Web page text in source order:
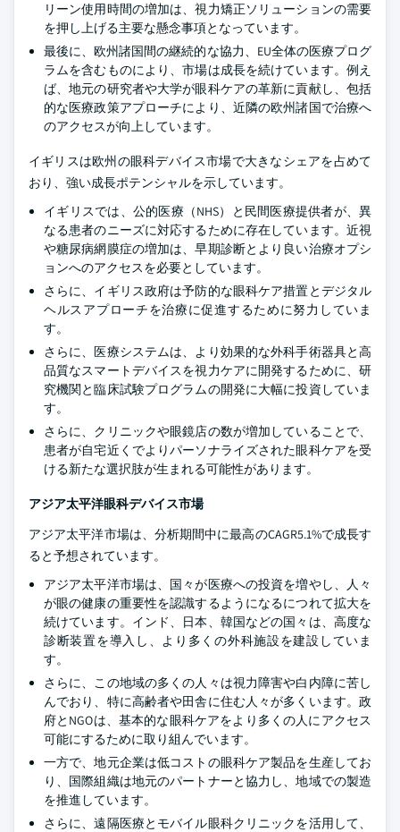
リーン使用時間の増加は、視力矯正ソリューションの需要
を押し上げる主要な懸念事項となっています。
最後に、欧州諸国間の継続的な協力、EU全体の医療プログ
ラムを含むものにより、市場は成長を続けています。例え
ば、地元の研究者や大学が眼科ケアの革新に貢献し、包括
的な医療政策アプローチにより、近隣の欧州諸国で治療へ
のアクセスが向上しています。
イギリスは欧州の眼科デバイス市場で大きなシェアを占めて
おり、強い成長ポテンシャルを示しています。
イギリスでは、公的医療（NHS）と民間医療提供者が、異
なる患者のニーズに対応するために存在しています。近視
や糖尿病網膜症の増加は、早期診断とより良い治療オプシ
ョンへのアクセスを必要としています。
さらに、イギリス政府は予防的な眼科ケア措置とデジタル
ヘルスアプローチを治療に促進するために努力していま
す。
さらに、医療システムは、より効果的な外科手術器具と高
品質なスマートデバイスを視力ケアに開発するために、研
究機関と臨床試験プログラムの開発に大幅に投資していま
す。
さらに、クリニックや眼鏡店の数が増加していることで、
患者が自宅近くでよりパーソナライズされた眼科ケアを受
ける新たな選択肢が生まれる可能性があります。
アジア太平洋眼科デバイス市場
アジア太平洋市場は、分析期間中に最高のCAGR5.1%で成長す
ると予想されています。
アジア太平洋市場は、国々が医療への投資を増やし、人々
が眼の健康の重要性を認識するようになるにつれて拡大を
続けています。インド、日本、韓国などの国々は、高度な
診断装置を導入し、より多くの外科施設を建設していま
す。
さらに、この地域の多くの人々は視力障害や白内障に苦し
んでおり、特に高齢者や田舎に住む人々が多くいます。政
府とNGOは、基本的な眼科ケアをより多くの人にアクセス
可能にするために取り組んでいます。
一方で、地元企業は低コストの眼科ケア製品を生産してお
り、国際組織は地元のパートナーと協力し、地域での製造
を推進しています。
さらに、遠隔医療とモバイル眼科クリニックを活用して、